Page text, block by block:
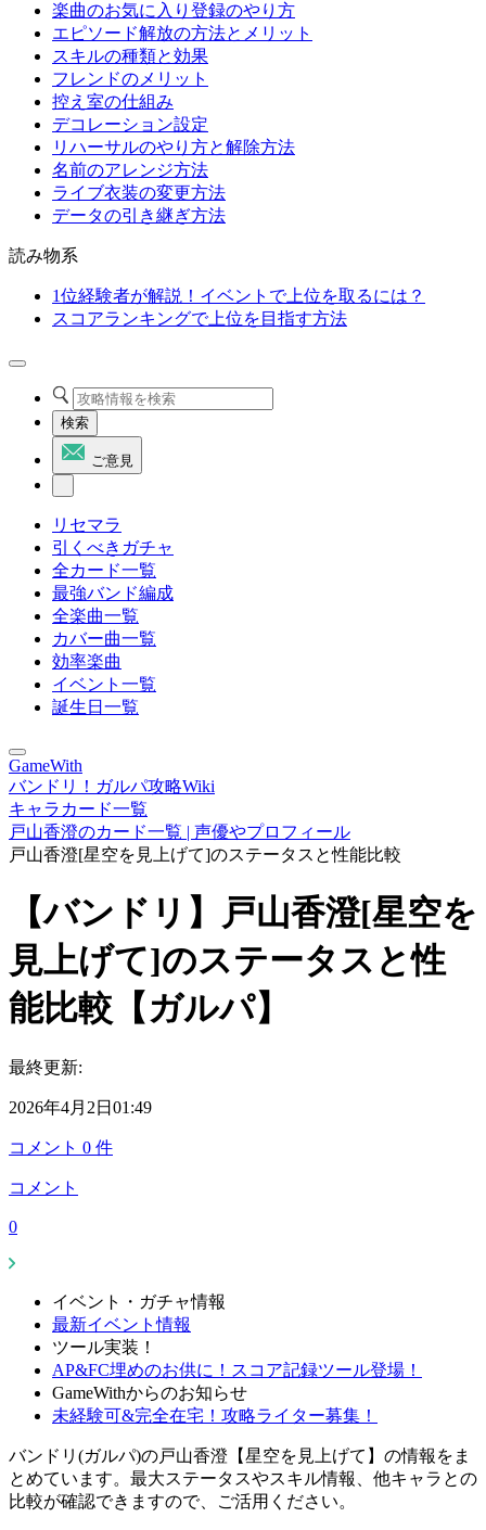
楽曲のお気に入り登録のやり方
エピソード解放の方法とメリット
スキルの種類と効果
フレンドのメリット
控え室の仕組み
デコレーション設定
リハーサルのやり方と解除方法
名前のアレンジ方法
ライブ衣装の変更方法
データの引き継ぎ方法
読み物系
1位経験者が解説！イベントで上位を取るには？
スコアランキングで上位を目指す方法
検索
ご意見
リセマラ
引くべきガチャ
全カード一覧
最強バンド編成
全楽曲一覧
カバー曲一覧
効率楽曲
イベント一覧
誕生日一覧
GameWith
バンドリ！ガルパ攻略Wiki
キャラカード一覧
戸山香澄のカード一覧 | 声優やプロフィール
戸山香澄[星空を見上げて]のステータスと性能比較
【バンドリ】戸山香澄[星空を
見上げて]のステータスと性
能比較【ガルパ】
最終更新:
2026年4月2日01:49
コメント 0 件
コメント
0
イベント・ガチャ情報
最新イベント情報
ツール実装！
AP&FC埋めのお供に！スコア記録ツール登場！
GameWithからのお知らせ
未経験可&完全在宅！攻略ライター募集！
バンドリ(ガルパ)の戸山香澄【星空を見上げて】の情報をま
とめています。最大ステータスやスキル情報、他キャラとの
比較が確認できますので、ご活用ください。